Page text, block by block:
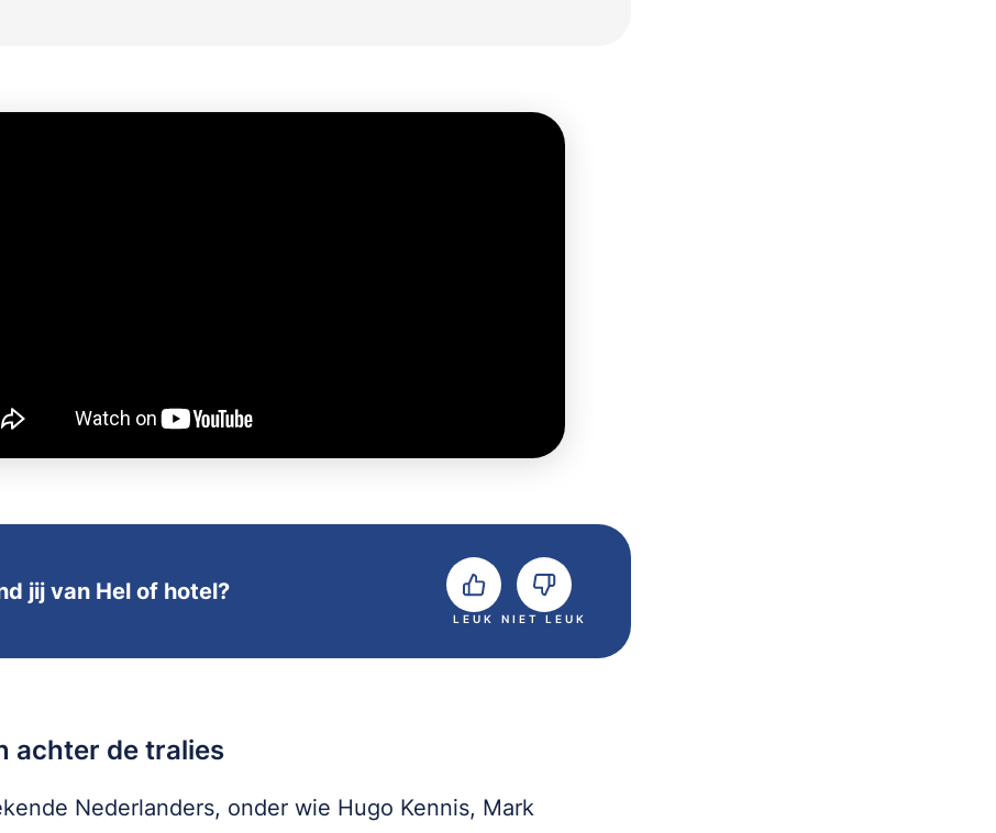
jij van Hel of hotel?
LEUK NIET LEUK
achter de tralies
Nederlanders, onder wie Hugo Kennis, Mark